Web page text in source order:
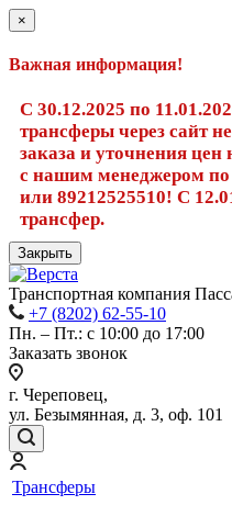
×
Важная информация!
С 30.12.2025 по
трансферы через сайт
заказа и уточнения цен
с нашим менеджером по
или 89212525510! С
трансфер.
Закрыть
Транспортная компания
+7 (8202) 62-55-10
Пн. – Пт.: с 10:00 до 17:00
Заказать звонок
г. Череповец,
ул. Безымянная, д. 3, оф. 101
Трансферы